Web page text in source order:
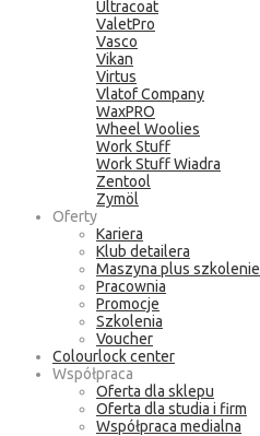
Ultracoat
ValetPro
Vasco
Vikan
Virtus
Vlatof Company
WaxPRO
Wheel Woolies
Work Stuff
Work Stuff Wiadra
Zentool
Zymöl
Oferty
Kariera
Klub detailera
Maszyna plus szkolenie
Pracownia
Promocje
Szkolenia
Voucher
Colourlock center
Współpraca
Oferta dla sklepu
Oferta dla studia i firm
Współpraca medialna